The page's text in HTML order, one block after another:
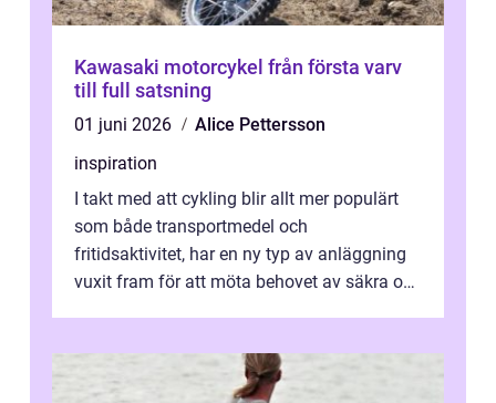
Kawasaki motorcykel från första varv
till full satsning
01 juni 2026
Alice Pettersson
inspiration
I takt med att cykling blir allt mer populärt
som både transportmedel och
fritidsaktivitet, har en ny typ av anläggning
vuxit fram för att möta behovet av säkra och